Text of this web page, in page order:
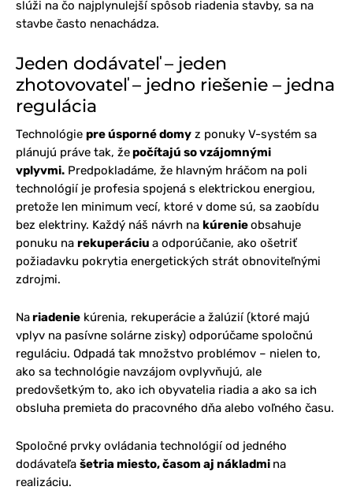
slúži na čo najplynulejší spôsob riadenia stavby, sa na
stavbe často nenachádza.
Jeden dodávateľ – jeden
zhotovovateľ – jedno riešenie – jedna
regulácia
Technológie pre úsporné domy z ponuky V-systém sa
plánujú práve tak, žepočítajú so vzájomnými
vplyvmi. Predpokladáme, že hlavným hráčom na poli
technológií je profesia spojená s elektrickou energiou,
pretože len minimum vecí, ktoré v dome sú, sa zaobídu
bez elektriny. Každý náš návrh na kúrenieobsahuje
ponuku na rekuperáciu a odporúčanie, ako ošetriť
požiadavku pokrytia energetických strát obnoviteľnými
zdrojmi.
Nariadenie kúrenia, rekuperácie a žalúzií (ktoré majú
vplyv na pasívne solárne zisky) odporúčame spoločnú
reguláciu. Odpadá tak množstvo problémov – nielen to,
ako sa technológie navzájom ovplyvňujú, ale
predovšetkým to, ako ich obyvatelia riadia a ako sa ich
obsluha premieta do pracovného dňa alebo voľného času.
Spoločné prvky ovládania technológií od jedného
dodávateľa šetria miesto, časom aj nákladmi na
realizáciu.